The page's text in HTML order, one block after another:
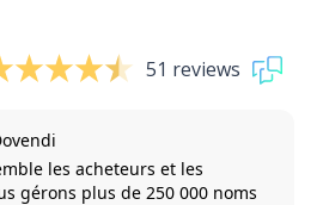
51 reviews
les acheteurs et les
gérons plus de 250 000 noms